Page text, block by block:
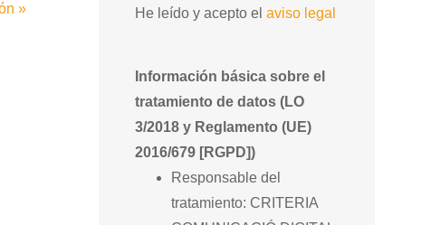
»
He leído y acepto el aviso legal
Información básica sobre el
tratamiento de datos (LO
3/2018 y Reglamento (UE)
2016/679 [RGPD])
Responsable del
tratamiento: CRITERIA